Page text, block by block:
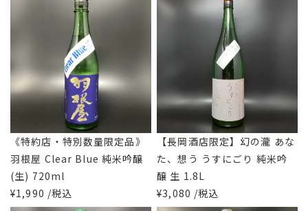
《特約店・特別数量限定品》
羽根屋 Clear Blue 純米吟醸
(生) 720ml
¥1,990 /税込
【長岡酒店限定】幻の瀧 あな
た、想う うすにごり 純米吟
醸 生 1.8L
¥3,080 /税込